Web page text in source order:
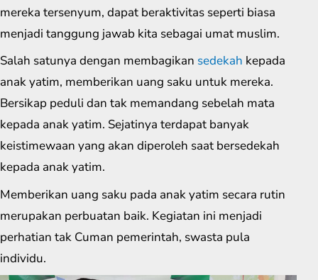
mereka tersenyum, dapat beraktivitas seperti biasa
menjadi tanggung jawab kita sebagai umat muslim.
Salah satunya dengan membagikan sedekah kepada
anak yatim, memberikan uang saku untuk mereka.
Bersikap peduli dan tak memandang sebelah mata
kepada anak yatim. Sejatinya terdapat banyak
keistimewaan yang akan diperoleh saat bersedekah
kepada anak yatim.
Memberikan uang saku pada anak yatim secara rutin
merupakan perbuatan baik. Kegiatan ini menjadi
perhatian tak Cuman pemerintah, swasta pula
individu.